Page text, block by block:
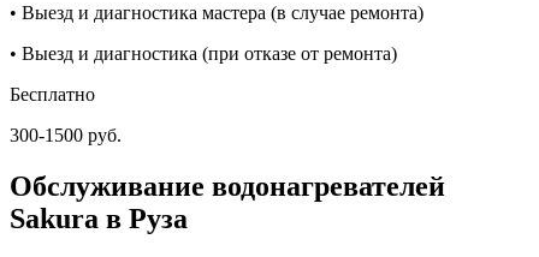
• Выезд и диагностика мастера (в случае ремонта)
• Выезд и диагностика (при отказе от ремонта)
Бесплатно
300-1500 руб.
Обслуживание водонагревателей
Sakura в Руза